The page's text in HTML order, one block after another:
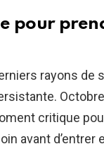
pour
rayons de
critique
avant d’entrer